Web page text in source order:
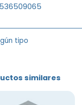
tipo
similares